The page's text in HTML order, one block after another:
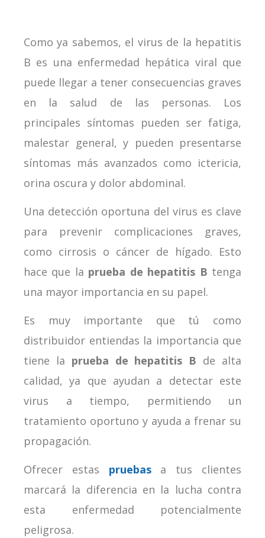
Como ya sabemos, el virus de la hepatitis
B es una enfermedad hepática viral que
puede llegar a tener consecuencias graves
en la salud de las personas. Los
principales síntomas pueden ser fatiga,
malestar general, y pueden presentarse
síntomas más avanzados como ictericia,
orina oscura y dolor abdominal.
Una detección oportuna del virus es clave
para prevenir complicaciones graves,
como cirrosis o cáncer de hígado. Esto
hace que la prueba de hepatitis B tenga
una mayor importancia en su papel.
Es muy importante que tú como
distribuidor entiendas la importancia que
tiene la prueba de hepatitis B de alta
calidad, ya que ayudan a detectar este
virus a tiempo, permitiendo un
tratamiento oportuno y ayuda a frenar su
propagación.
Ofrecer estas pruebasa tus clientes
marcará la diferencia en la lucha contra
esta enfermedad potencialmente
peligrosa.